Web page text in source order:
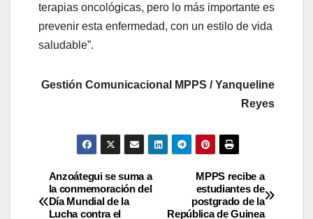
terapias oncológicas, pero lo más importante es
prevenir esta enfermedad, con un estilo de vida
saludable”.
Gestión Comunicacional MPPS / Yanqueline
Reyes
MPPS recibe a
estudiantes de
postgrado de la
República de Guinea
Anzoátegui se suma a
la conmemoración del
Día Mundial de la
Lucha contra el